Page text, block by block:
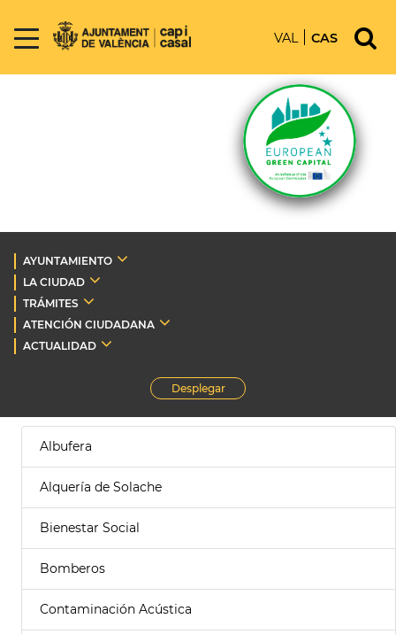
VAL CAS
AYUNTAMIENTO
LA CIUDAD
TRÁMITES
ATENCIÓN CIUDADANA
ACTUALIDAD
Desplegar
Albufera
Alquería de Solache
Bienestar Social
Bomberos
Contaminación Acústica